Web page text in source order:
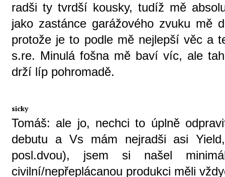
radši ty tvrdší kousky, tudíž mě
jako zastánce garážového zvuku mě
protože je to podle mě nejlepší věc a
s.re. Minulá fošna mě baví víc, ale
drží líp pohromadě.
sicky
Tomáš: ale jo, nechci to úplně
debutu a Vs mám nejradši asi
posl.dvou), jsem si našel
civilní/nepřeplácanou produkci měli